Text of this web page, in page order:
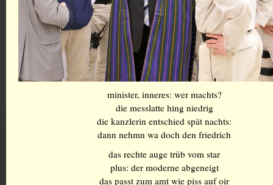
minister, inneres: wer machts?
die messlatte hing niedrig
die kanzlerin entschied spät nachts:
dann nehmn wa doch den friedrich
das rechte auge trüb vom star
plus: der moderne abgeneigt
das passt zum amt wie piss auf oir